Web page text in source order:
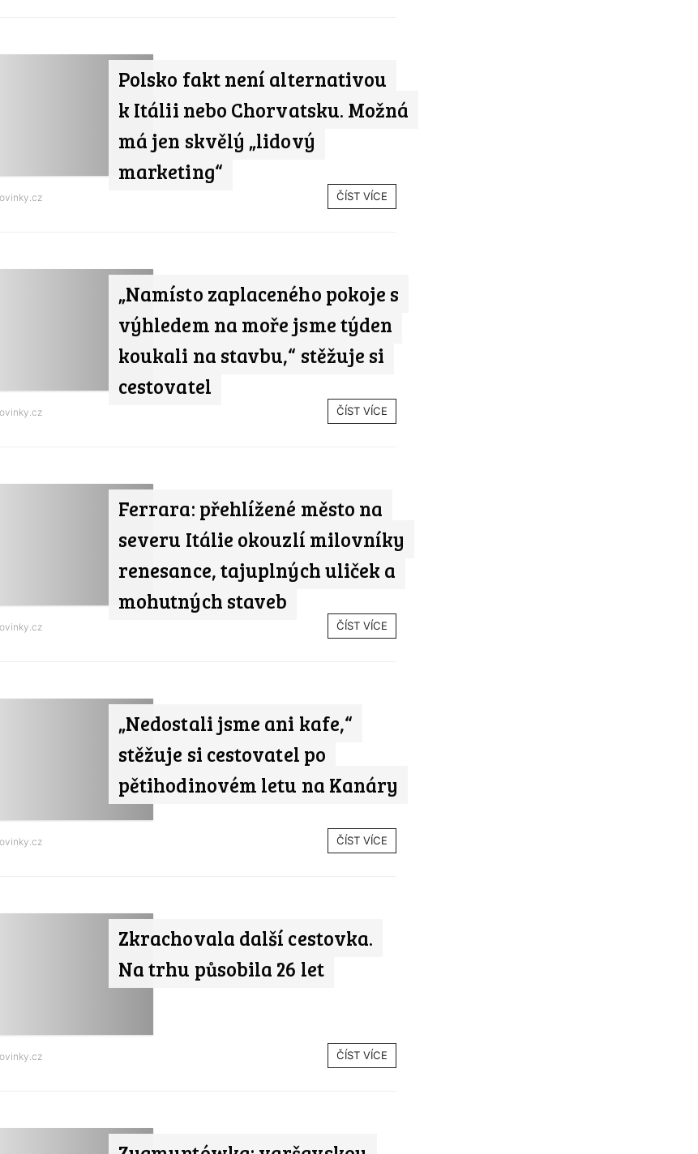
Polsko fakt není alternativou
k Itálii nebo Chorvatsku. Možná
má jen skvělý „lidový
marketing“
ČÍST VÍCE
„Namísto zaplaceného pokoje s
výhledem na moře jsme týden
koukali na stavbu,“ stěžuje si
cestovatel
ČÍST VÍCE
Ferrara: přehlížené město na
severu Itálie okouzlí milovníky
renesance, tajuplných uliček a
mohutných staveb
ČÍST VÍCE
„Nedostali jsme ani kafe,“
stěžuje si cestovatel po
pětihodinovém letu na Kanáry
ČÍST VÍCE
Zkrachovala další cestovka.
Na trhu působila 26 let
ČÍST VÍCE